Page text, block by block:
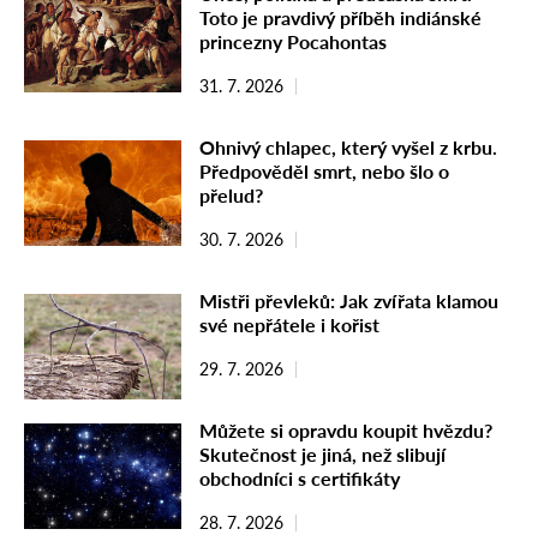
Toto je pravdivý příběh indiánské
princezny Pocahontas
31. 7. 2026
Ohnivý chlapec, který vyšel z krbu.
Předpověděl smrt, nebo šlo o
přelud?
30. 7. 2026
Mistři převleků: Jak zvířata klamou
své nepřátele i kořist
29. 7. 2026
Můžete si opravdu koupit hvězdu?
Skutečnost je jiná, než slibují
obchodníci s certifikáty
28. 7. 2026